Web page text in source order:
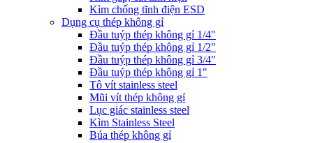
Kìm chống tĩnh điện ESD
Dụng cụ thép không gỉ
Đầu tuýp thép không gỉ 1/4"
Đầu tuýp thép không gỉ 1/2"
Đầu tuýp thép không gỉ 3/4"
Đầu tuýp thép không gỉ 1"
Tô vít stainless steel
Mũi vít thép không gỉ
Lục giác stainless steel
Kìm Stainless Steel
Búa thép không gỉ